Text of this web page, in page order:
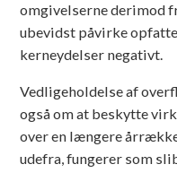
omgivelserne derimod
ubevidst påvirke
kerneydelser negativt.
Vedligeholdelse af
også om at beskytte
over en længere
udefra, fungerer som